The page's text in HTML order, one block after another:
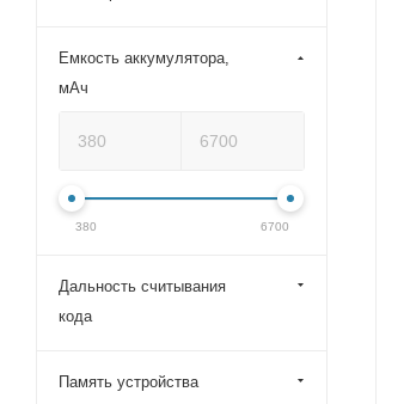
Емкость аккумулятора,
мАч
380 6700
Дальность считывания
кода
Память устройства